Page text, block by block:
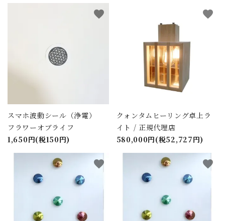
スマホ波動シール（浄電）
フラワーオブライフ
1,650円(税150円)
favorite
クォンタムヒーリング卓上ラ
イト / 正規代理店
580,000円(税52,727円)
favorite
favorite favorite
カテゴリー
検索する